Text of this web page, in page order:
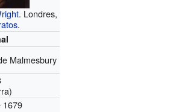
. Londres,
.
Malmesbury
1679